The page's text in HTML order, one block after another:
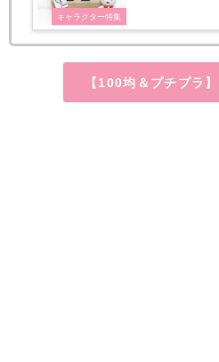
キャラクター特集
【100均＆プチプラ